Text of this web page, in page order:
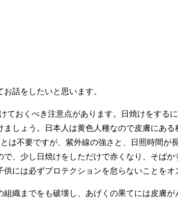
お話をしたいと思います。
おくべき注意点があります。日焼けをする
しょう。日本人は黄色人種なので皮膚にある
は不要ですが、紫外線の強さと、日照時間が
、少し日焼けをしただけで赤くなり、そば
には必ずプロテクションを怠らないことを
織までをも破壊し、あげくの果てには皮膚が